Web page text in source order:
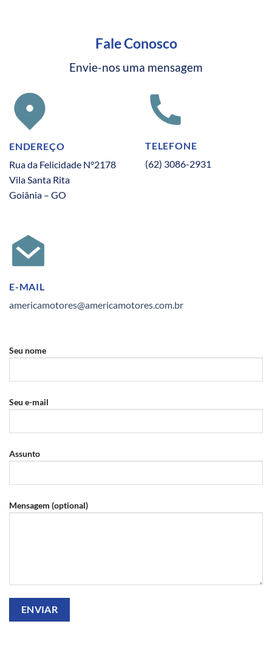
Fale Conosco
Envie-nos uma mensagem
ENDEREÇO
Rua da Felicidade N°2178
Vila Santa Rita
Goiânia – GO
TELEFONE
(62) 3086-2931
E-MAIL
americamotores@americamotores.com.br
Seu nome
Seu e-mail
Assunto
Mensagem (optional)